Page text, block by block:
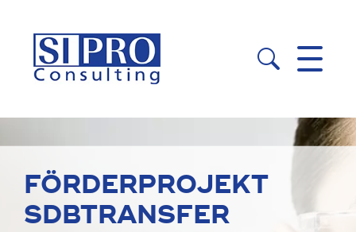
 
FÖRDER­PROJEKT
SDBTRANSFER